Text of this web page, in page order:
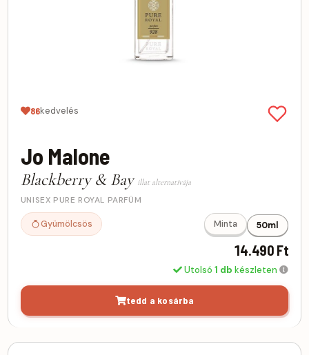
86kedvelés
Jo Malone
Blackberry & Bay illat alternatívája
UNISEX PURE ROYAL PARFÜM
Gyümölcsös Minta 50ml
14.490 Ft
Utolsó1 db készleten
tedd a kosárba